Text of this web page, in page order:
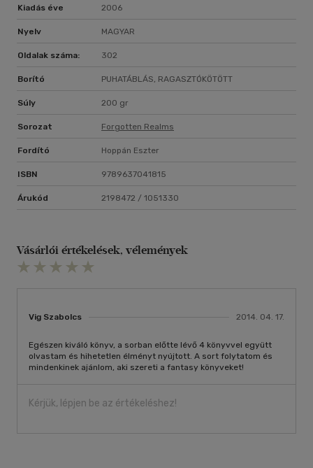
Kiadás éve 2006
Nyelv MAGYAR
Oldalak száma: 302
Borító PUHATÁBLÁS, RAGASZTÓKÖTÖTT
Súly 200 gr
Sorozat Forgotten Realms
Fordító Hoppán Eszter
ISBN 9789637041815
Árukód 2198472 / 1051330
Vásárlói értékelések, vélemények
Vig Szabolcs 2014. 04. 17.
Egészen kiváló könyv, a sorban előtte lévő 4 könyvvel együtt
olvastam és hihetetlen élményt nyújtott. A sort folytatom és
mindenkinek ajánlom, aki szereti a fantasy könyveket!
Kérjük, lépjen be az értékeléshez!